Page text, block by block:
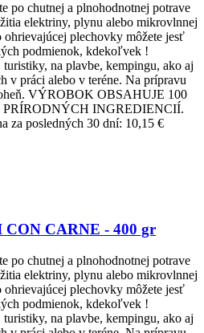
po chutnej a plnohodnotnej potrave
elektriny, plynu alebo mikrovlnnej
plechovky môžete jesť
podmienok, kdekoľvek !
na plavbe, kempingu, ako aj
v práci alebo v teréne. Na prípravu
VÝROBOK OBSAHUJE 100
INGREDIENCIÍ.
za posledných 30 dní: 10,15 €
CARNE - 400 gr
po chutnej a plnohodnotnej potrave
elektriny, plynu alebo mikrovlnnej
plechovky môžete jesť
podmienok, kdekoľvek !
na plavbe, kempingu, ako aj